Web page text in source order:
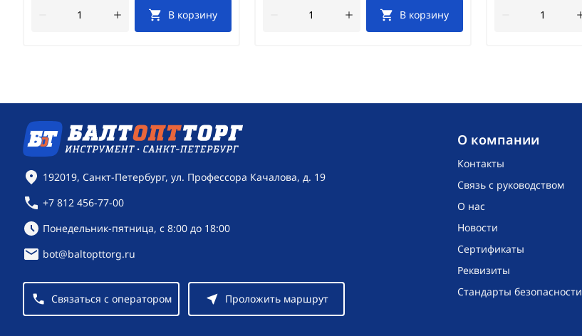
В корзину В корзину
O компании
Контакты
Связь с руководством
О нас
Новости
Сертификаты
Реквизиты
Стандарты безопасности
Контактная информация
192019, Санкт-Петербург, ул. Профессора Качалова, д. 19
+7 812 456-77-00
Режим работы:
Понедельник-пятница, с 8:00 до 18:00
bot@baltopttorg.ru
Связаться с оператором Проложить маршрут